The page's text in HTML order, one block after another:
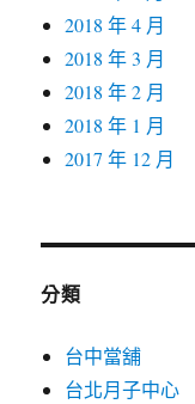
2018 年 4 月
2018 年 3 月
2018 年 2 月
2018 年 1 月
2017 年 12 月
分類
台中當舖
台北月子中心